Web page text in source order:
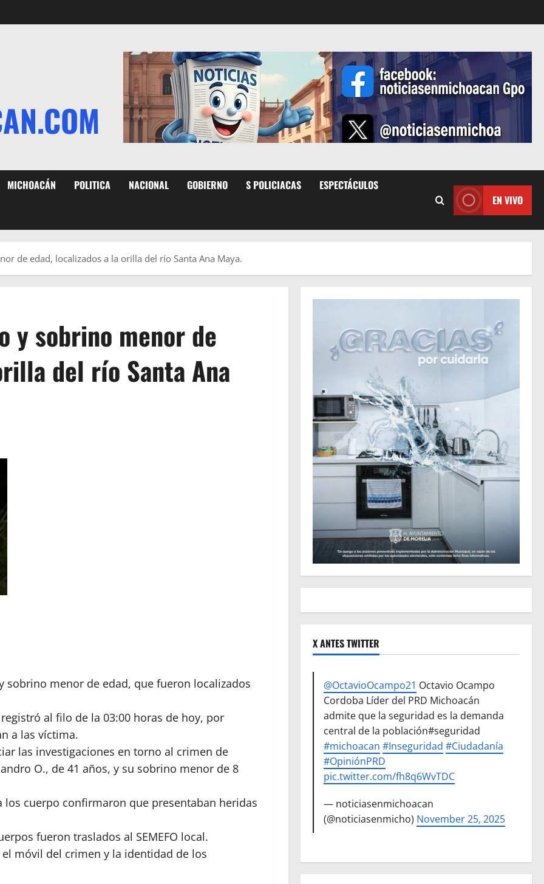
MICHOACÁN POLITICA NACIONAL GOBIERNO S POLICIACAS ESPECTÁCULOS
EN VIVO
de edad, localizados a la orilla del río Santa Ana Maya.
y sobrino menor de
del río Santa Ana
sobrino menor de edad, que fueron localizados
al filo de la 03:00 horas de hoy, por
a las víctima.
las investigaciones en torno al crimen de
O., de 41 años, y su sobrino menor de 8
cuerpo confirmaron que presentaban heridas
fueron traslados al SEMEFO local.
móvil del crimen y la identidad de los
X ANTES TWITTER
@OctavioOcampo21 Octavio Ocampo
Cordoba Líder del PRD Michoacán
admite que la seguridad es la demanda
central de la población#seguridad
#michoacan #Inseguridad #Ciudadanía
#OpiniónPRD
pic.twitter.com/fh8q6WvTDC
— noticiasenmichoacan
(@noticiasenmicho) November 25, 2025